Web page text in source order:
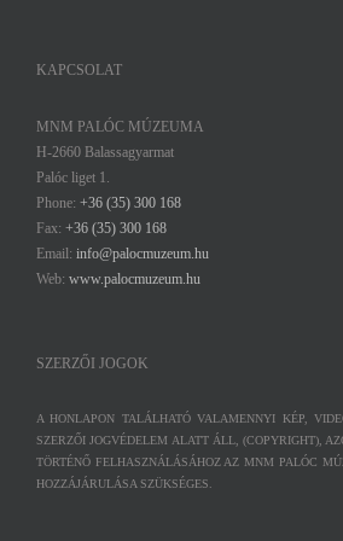
KAPCSOLAT
MNM PALÓC MÚZEUMA
H-2660 Balassagyarmat
Palóc liget 1.
Phone: +36 (35) 300 168
Fax: +36 (35) 300 168
Email: info@palocmuzeum.hu
Web: www.palocmuzeum.hu
SZERZŐI JOGOK
A HONLAPON TALÁLHATÓ VALAMENNYI KÉP,
SZERZŐI JOGVÉDELEM ALATT ÁLL, (COPYRIGHT),
TÖRTÉNŐ FELHASZNÁLÁSÁHOZ AZ MNM PALÓC
HOZZÁJÁRULÁSA SZÜKSÉGES.